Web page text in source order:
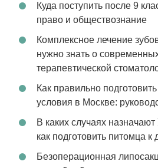
Куда поступить после 9
право и обществознание
Комплексное лечение
нужно знать о
терапевтической
Как правильно
условия в Москве:
В каких случаях
как подготовить питомца к
Безоперационная